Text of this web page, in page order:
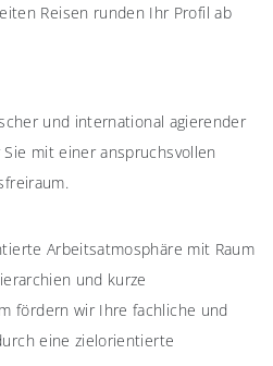
Reisen runden Ihr Profil ab
und international agierender
mit einer anspruchsvollen
Arbeitsatmosphäre mit Raum
und kurze
fördern wir Ihre fachliche und
eine zielorientierte